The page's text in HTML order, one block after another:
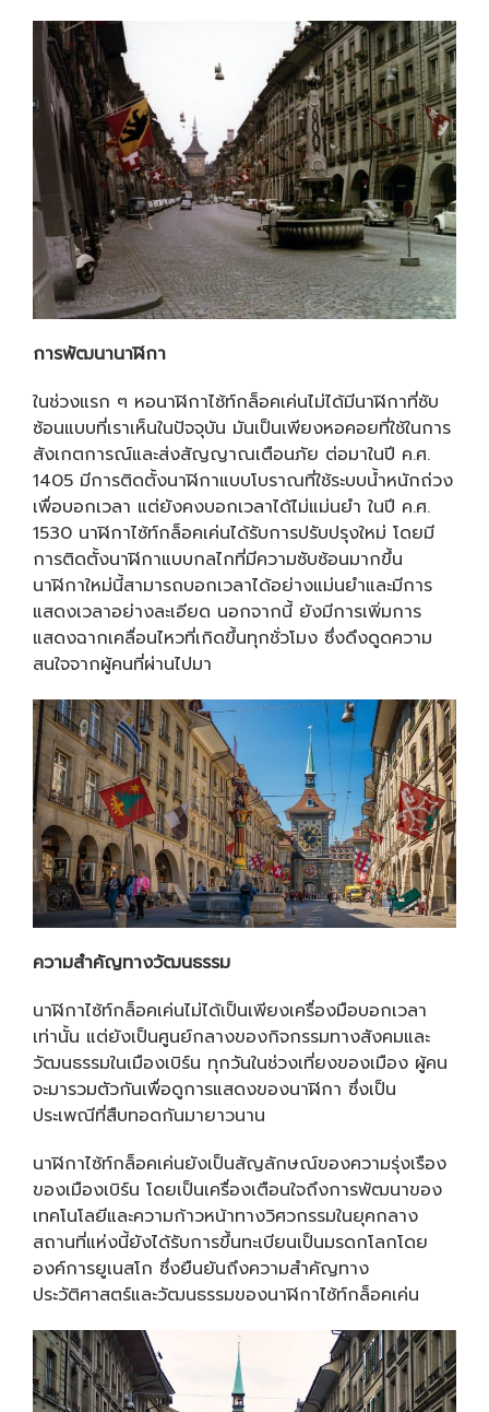
การพัฒนานาฬิกา
ในช่วงแรก ๆ หอนาฬิกาไซ้ท์กล็อคเค่นไม่ได้มีนาฬิกาที่ซับ
ซ้อนแบบที่เราเห็นในปัจจุบัน มันเป็นเพียงหอคอยที่ใช้ในการ
สังเกตการณ์และส่งสัญญาณเตือนภัย ต่อมาในปี ค.ศ.
1405 มีการติดตั้งนาฬิกาแบบโบราณที่ใช้ระบบน้ำหนักถ่วง
เพื่อบอกเวลา แต่ยังคงบอกเวลาได้ไม่แม่นยำ ในปี ค.ศ.
1530 นาฬิกาไซ้ท์กล็อคเค่นได้รับการปรับปรุงใหม่ โดยมี
การติดตั้งนาฬิกาแบบกลไกที่มีความซับซ้อนมากขึ้น
นาฬิกาใหม่นี้สามารถบอกเวลาได้อย่างแม่นยำและมีการ
แสดงเวลาอย่างละเอียด นอกจากนี้ ยังมีการเพิ่มการ
แสดงฉากเคลื่อนไหวที่เกิดขึ้นทุกชั่วโมง ซึ่งดึงดูดความ
สนใจจากผู้คนที่ผ่านไปมา
ความสำคัญทางวัฒนธรรม
นาฬิกาไซ้ท์กล็อคเค่นไม่ได้เป็นเพียงเครื่องมือบอกเวลา
เท่านั้น แต่ยังเป็นศูนย์กลางของกิจกรรมทางสังคมและ
วัฒนธรรมในเมืองเบิร์น ทุกวันในช่วงเที่ยงของเมือง ผู้คน
จะมารวมตัวกันเพื่อดูการแสดงของนาฬิกา ซึ่งเป็น
ประเพณีที่สืบทอดกันมายาวนาน
นาฬิกาไซ้ท์กล็อคเค่นยังเป็นสัญลักษณ์ของความรุ่งเรือง
ของเมืองเบิร์น โดยเป็นเครื่องเตือนใจถึงการพัฒนาของ
เทคโนโลยีและความก้าวหน้าทางวิศวกรรมในยุคกลาง
สถานที่แห่งนี้ยังได้รับการขึ้นทะเบียนเป็นมรดกโลกโดย
องค์การยูเนสโก ซึ่งยืนยันถึงความสำคัญทาง
ประวัติศาสตร์และวัฒนธรรมของนาฬิกาไซ้ท์กล็อคเค่น